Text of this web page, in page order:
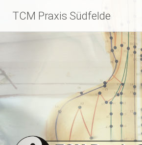
TCM Praxis Südfelde